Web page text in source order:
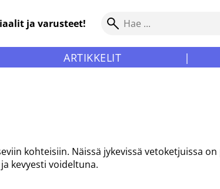
ja varusteet!
ARTIKKELIT |
kohteisiin. Näissä jykevissä vetoketjuissa
kevyesti voideltuna.